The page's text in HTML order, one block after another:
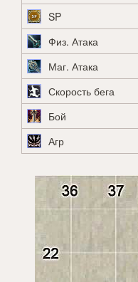
SP
Физ. Атака
Маг. Атака
Скорость бега
Бой
Агр